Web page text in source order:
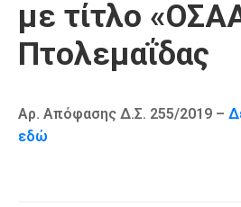
με τίτλο
Πτολεμαΐδας
Αρ. Απόφασης Δ.Σ. 255/2019 –
εδώ